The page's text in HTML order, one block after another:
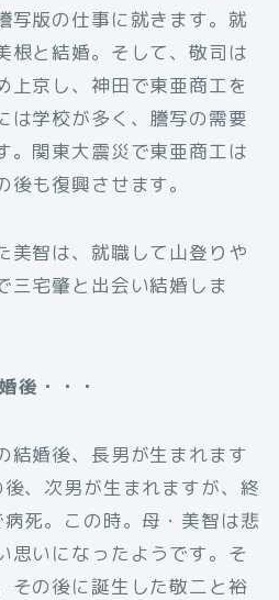
写版の仕事に就きます。就
根と結婚。そして、敬司は
上京し、神田で東亜商工を
は学校が多く、謄写の需要
。関東大震災で東亜商工は
も復興させます。
美智は、就職して山登りや
三宅肇と出会い結婚しま
後・・・
結婚後、長男が生まれます
、次男が生まれますが、終
死。この時。母・美智は悲
思いになったようです。そ
その後に誕生した敬二と裕